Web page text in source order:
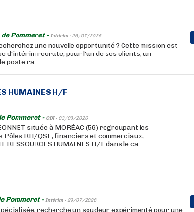
Pommeret -Intérim - 26/07/2026
une nouvelle opportunité ? Cette mission est
d'intérim recrute, pour l'un de ses clients, un
poste ra...
HUMAINES H/F
Pommeret - CDI - 03/08/2026
située à MORÉAC (56) regroupant les
Pôles RH/QSE, financiers et commerciaux,
HUMAINES H/F dans le ca...
Pommeret -Intérim - 29/07/2026
recherche un soudeur expérimenté pour une